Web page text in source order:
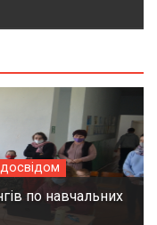
досвідом
по навчальних